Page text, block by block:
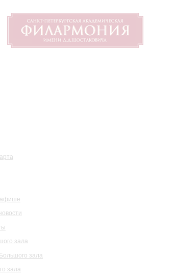
афише
зала
зала
зала